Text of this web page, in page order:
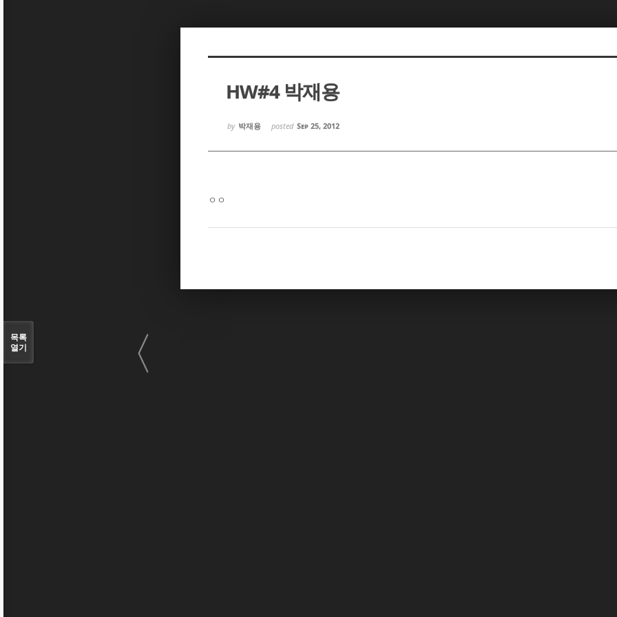
HW#4 박재용
by 박재용 posted Sep 25, 2012
ㅇㅇ
〈
목록
열기
Sketchbook5, 스케치북5
Sketchbook5, 스케치북5
Sketchbook5, 스케치북5
Sketchbook5, 스케치북5